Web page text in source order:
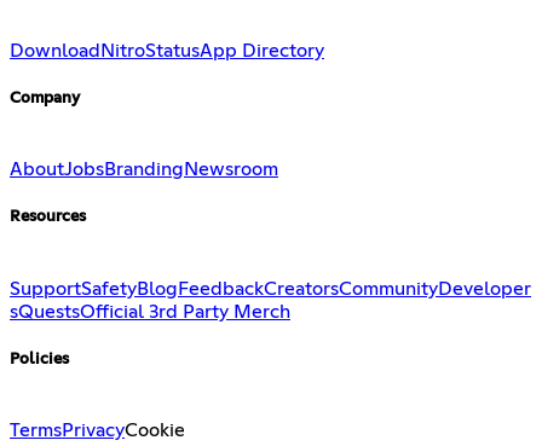
Download NitroStatusApp Directory
Company
AboutJobsBranding Newsroom
Resources
SupportSafetyBlogFeedbackCreatorsCommunityDeveloper
sQuestsOfficial 3rd Party Merch
Policies
TermsPrivacyCookie